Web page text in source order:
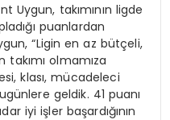
Uygun, takımının ligde
puanlardan
“Ligin en az bütçeli,
olmamıza
klası, mücadeleci
geldik. 41 puanı
iyi işler başardığının